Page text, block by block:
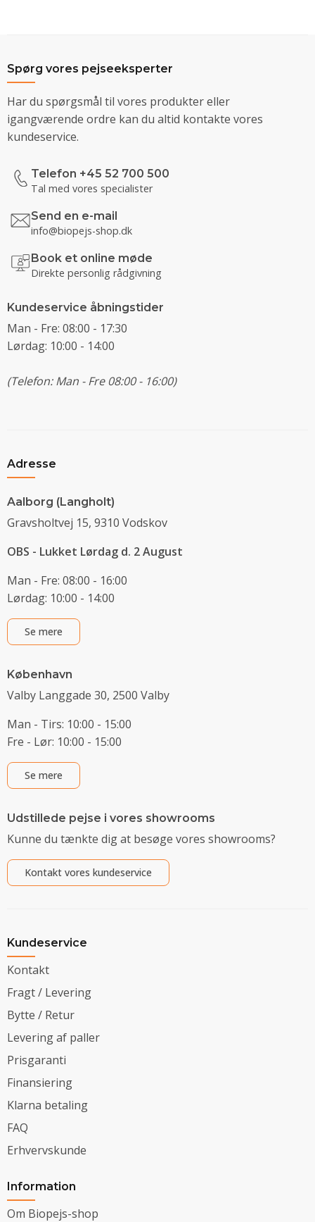
Spørg vores pejseeksperter
Har du spørgsmål til vores produkter eller
igangværende ordre kan du altid kontakte vores
kundeservice.
Telefon +45 52 700 500
Tal med vores specialister
Send en e-mail
info@biopejs-shop.dk
Book et online møde
Direkte personlig rådgivning
Kundeservice åbningstider
Man - Fre: 08:00 - 17:30
Lørdag: 10:00 - 14:00
(Telefon: Man - Fre 08:00 - 16:00)
Adresse
Aalborg (Langholt)
Gravsholtvej 15, 9310 Vodskov
OBS - Lukket Lørdag d. 2 August
Man - Fre: 08:00 - 16:00
Lørdag: 10:00 - 14:00
Se mere
København
Valby Langgade 30, 2500 Valby
Man - Tirs: 10:00 - 15:00
Fre - Lør: 10:00 - 15:00
Se mere
Udstillede pejse i vores showrooms
Kunne du tænkte dig at besøge vores showrooms?
Kontakt vores kundeservice
Kundeservice
Kontakt
Fragt / Levering
Bytte / Retur
Levering af paller
Prisgaranti
Finansiering
Klarna betaling
FAQ
Erhvervskunde
Information
Om Biopejs-shop